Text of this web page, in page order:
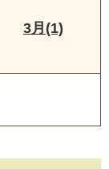
3月(1)